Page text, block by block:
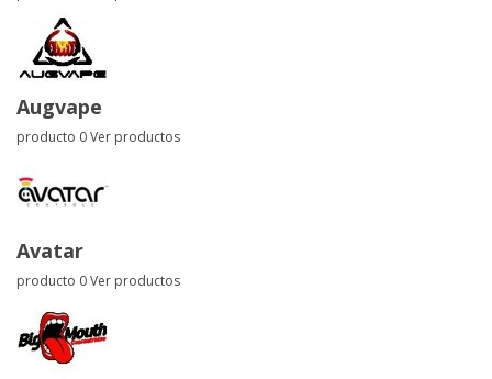
Augvape
producto 0Ver productos
Avatar
producto 0Ver productos